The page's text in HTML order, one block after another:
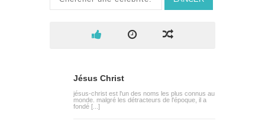
Jésus Christ
jésus-christ est l'un des noms les plus connus au
monde. malgré les détracteurs de l'époque, il a
fondé [...]